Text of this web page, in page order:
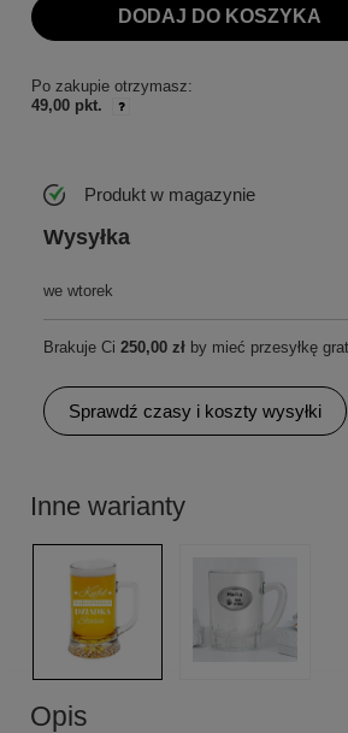
DODAJ DO KOSZYKA
Po zakupie otrzymasz:
49,00 pkt.
Produkt w magazynie
Wysyłka
we wtorek
Brakuje Ci 250,00 zł by mieć przesyłkę
Sprawdź czasy i koszty wysyłki
Inne warianty
Opis